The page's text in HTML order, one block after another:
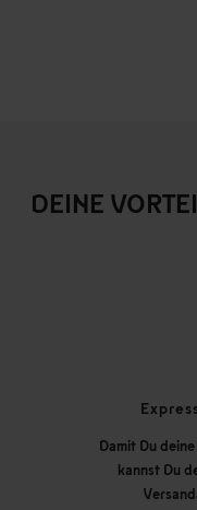
DEINE
Damit Du
kannst Du